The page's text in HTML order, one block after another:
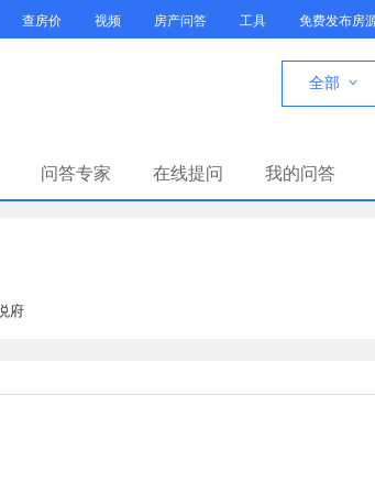
查房价 视频 房产问答 工具 免费发布房
全部 
问答专家 在线提问 我的问答
府